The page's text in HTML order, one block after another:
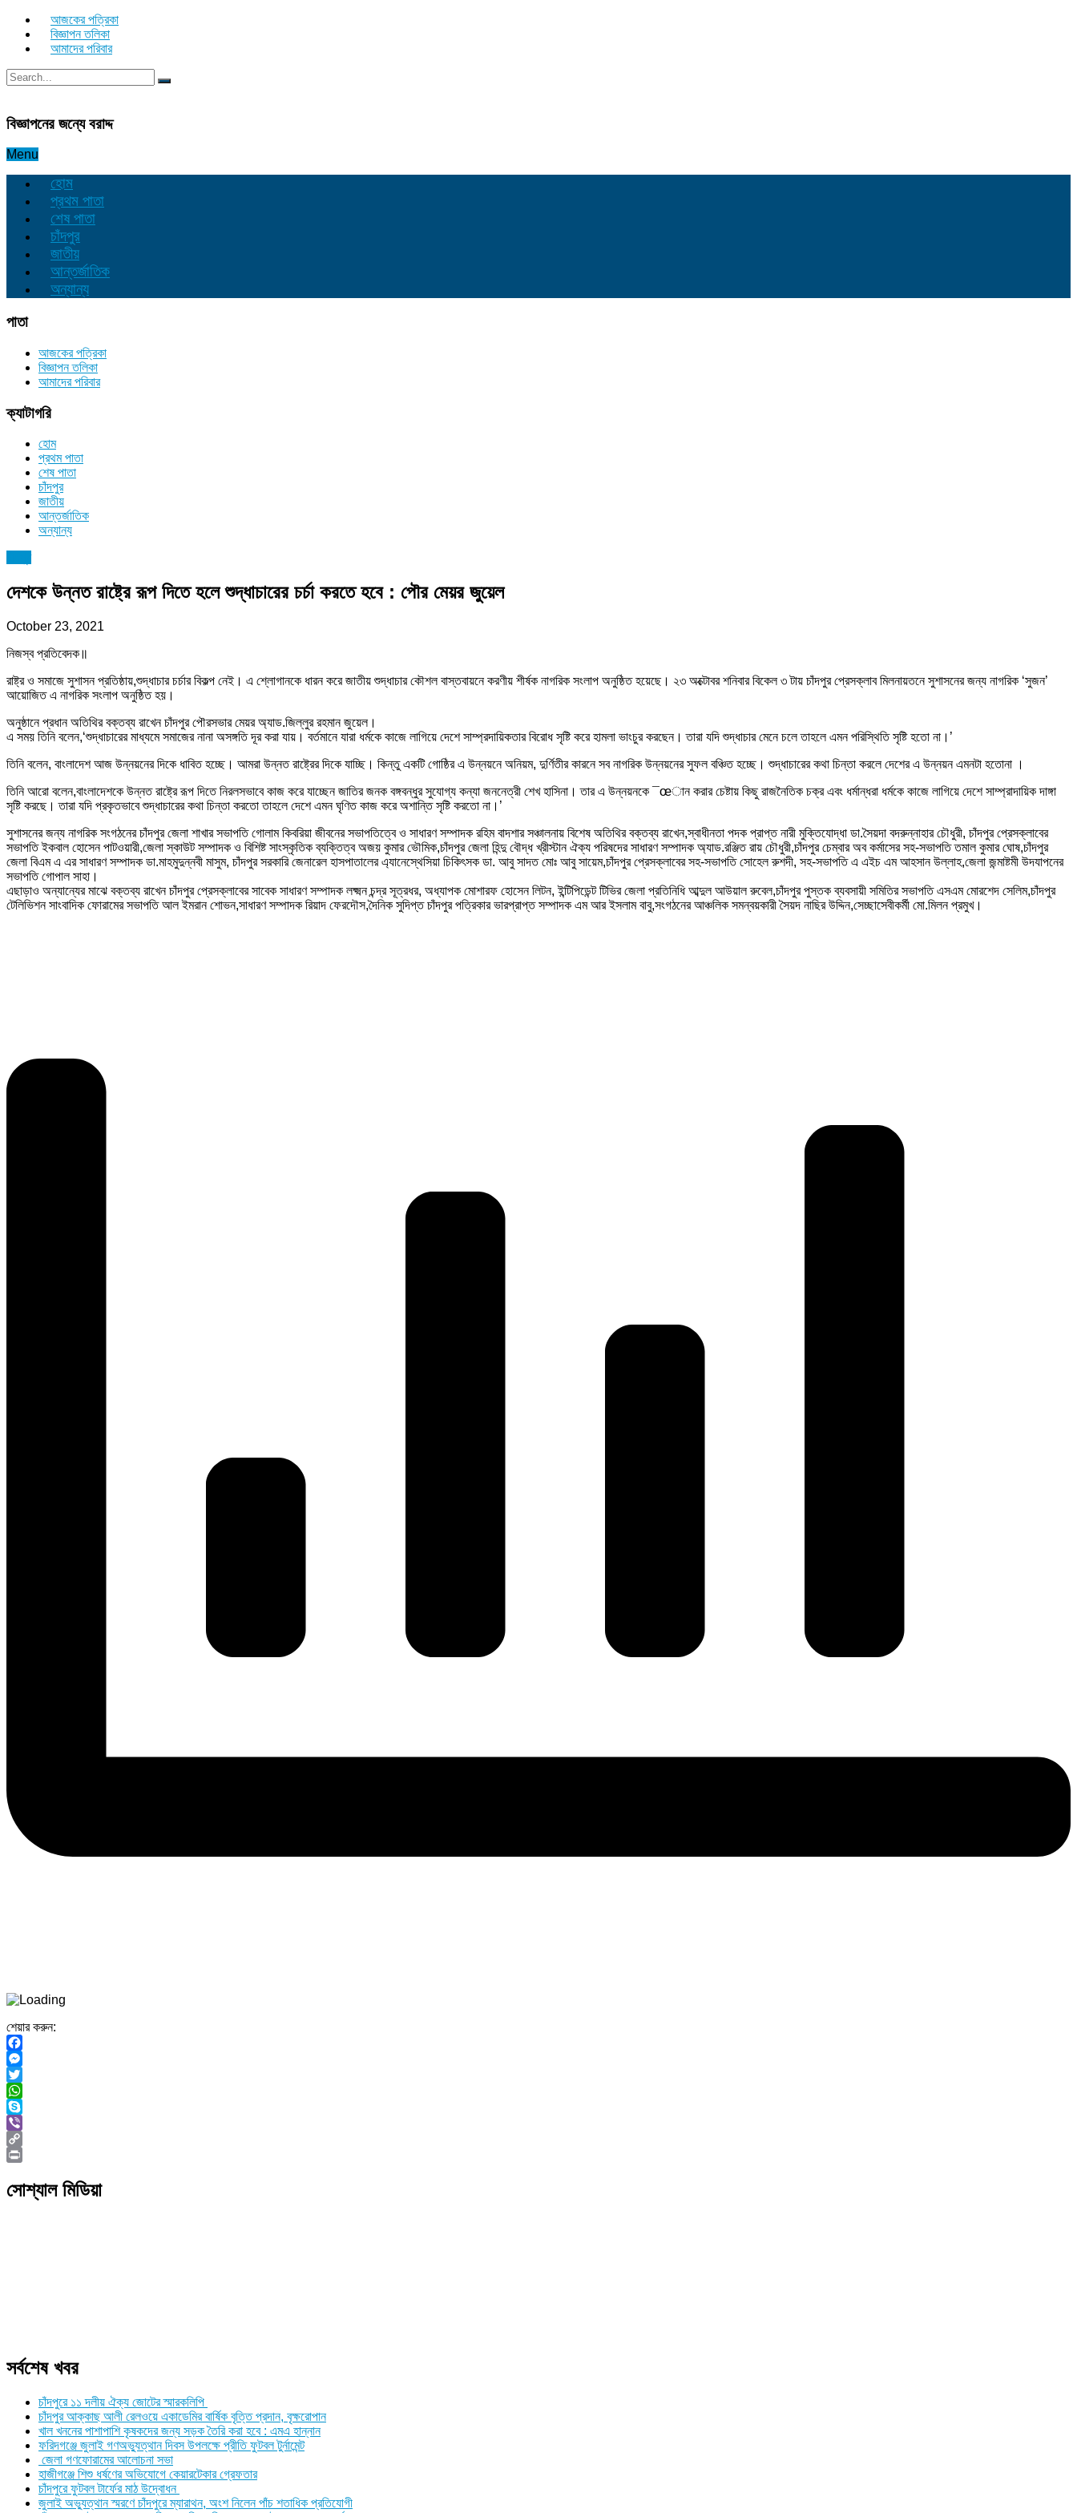
আজকের পত্রিকা
বিজ্ঞাপন তলিকা
আমাদের পরিবার
বিজ্ঞাপনের জন্যে বরাদ্দ
Menu
হোম
প্রথম পাতা
শেষ পাতা
চাঁদপুর
জাতীয়
আন্তর্জাতিক
অন্যান্য
পাতা
আজকের পত্রিকা
বিজ্ঞাপন তলিকা
আমাদের পরিবার
ক্যাটাগরি
হোম
প্রথম পাতা
শেষ পাতা
চাঁদপুর
জাতীয়
আন্তর্জাতিক
অন্যান্য
দেশকে উন্নত রাষ্ট্রে রূপ দিতে হলে শুদ্ধাচারের চর্চা করতে হবে : পৌর মেয়র জুয়েল
October 23, 2021
নিজস্ব প্রতিবেদক॥
রাষ্ট্র ও সমাজে সুশাসন প্রতিষ্ঠায়,শুদ্ধাচার চর্চার বিকল্প নেই। এ শ্লোগানকে ধারন করে জাতীয় শুদ্ধাচার কৌশল বাস্তবায়নে করণীয় শীর্ষক নাগরিক সংলাপ অনুষ্ঠিত হয়েছে। ২৩ অক্টোবর শনিবার বিকেল ৩ টায় চাঁদপুর প্রেসক্লাব মিলনায়তনে সুশাসনের জন্য নাগরিক ‘সুজন’
আয়োজিত এ নাগরিক সংলাপ অনুষ্ঠিত হয়।
অনুষ্ঠানে প্রধান অতিথির বক্তব্য রাখেন চাঁদপুর পৌরসভার মেয়র অ্যাড.জিল্লুর রহমান জুয়েল।
এ সময় তিনি বলেন,‘শুদ্ধাচারের মাধ্যমে সমাজের নানা অসঙ্গতি দূর করা যায়। বর্তমানে যারা ধর্মকে কাজে লাগিয়ে দেশে সাম্প্রদায়িকতার বিরোধ সৃষ্টি করে হামলা ভাংচুর করছেন। তারা যদি শুদ্ধাচার মেনে চলে তাহলে এমন পরিস্থিতি সৃষ্টি হতো না।’
তিনি বলেন, বাংলাদেশ আজ উন্নয়নের দিকে ধাবিত হচ্ছে। আমরা উন্নত রাষ্ট্রের দিকে যাচ্ছি। কিন্তু একটি গোষ্ঠির এ উন্নয়নে অনিয়ম, দুর্ণিতীর কারনে সব নাগরিক উন্নয়নের সুফল বঞ্চিত হচ্ছে। শুদ্ধাচারের কথা চিন্তা করলে দেশের এ উন্নয়ন এমনটা হতোনা ।
তিনি আরো বলেন,বাংলাদেশকে উন্নত রাষ্ট্রে রূপ দিতে নিরলসভাবে কাজ করে যাচ্ছেন জাতির জনক বঙ্গবন্ধুর সুযোগ্য কন্যা জননেত্রী শেখ হাসিনা। তার এ উন্নয়নকে ¯œান করার চেষ্টায় কিছু রাজনৈতিক চক্র এবং ধর্মান্ধরা ধর্মকে কাজে লাগিয়ে দেশে সাম্প্রাদায়িক দাঙ্গা
সৃষ্টি করছে। তারা যদি প্রকৃতভাবে শুদ্ধাচারের কথা চিন্তা করতো তাহলে দেশে এমন ঘৃণিত কাজ করে অশান্তি সৃষ্টি করতো না।’
সুশাসনের জন্য নাগরিক সংগঠনের চাঁদপুর জেলা শাখার সভাপতি গোলাম কিবরিয়া জীবনের সভাপতিত্বে ও সাধারণ সম্পাদক রহিম বাদশার সঞ্চালনায় বিশেষ অতিথির বক্তব্য রাখেন,স্বাধীনতা পদক প্রাপ্ত নারী মুক্তিযোদ্ধা ডা.সৈয়দা বদরুন্নাহার চৌধুরী, চাঁদপুর প্রেসক্লাবের
সভাপতি ইকবাল হোসেন পাটওয়ারী,জেলা স্কাউট সম্পাদক ও বিশিষ্ট সাংস্কৃতিক ব্যক্তিত্ব অজয় কুমার ভৌমিক,চাঁদপুর জেলা হিন্দু বৌদ্ধ খ্রীস্টান ঐক্য পরিষদের সাধারণ সম্পাদক অ্যাড.রঞ্জিত রায় চৌধুরী,চাঁদপুর চেম্বার অব কর্মাসের সহ-সভাপতি তমাল কুমার ঘোষ,চাঁদপুর
জেলা বিএম এ এর সাধারণ সম্পাদক ডা.মাহমুদুন্নবী মাসুম, চাঁদপুর সরকারি জেনারেল হাসপাতালের এ্যানেস্থেসিয়া চিকিৎসক ডা. আবু সাদত মোঃ আবু সায়েম,চাঁদপুর প্রেসক্লাবের সহ-সভাপতি সোহেল রুশদী, সহ-সভাপতি এ এইচ এম আহসান উল্লাহ,জেলা জন্মাষ্টমী উদযাপনের
সভাপতি গোপাল সাহা।
এছাড়াও অন্যান্যের মাঝে বক্তব্য রাখেন চাঁদপুর প্রেসক্লাবের সাবেক সাধারণ সম্পাদক লক্ষ্মন চন্দ্র সূত্রধর, অধ্যাপক মোশারফ হোসেন লিটন, ইন্টিপিডেন্ট টিভির জেলা প্রতিনিধি আব্দুল আউয়াল রুবেল,চাঁদপুর পুস্তক ব্যবসায়ী সমিতির সভাপতি এসএম মোরশেদ সেলিম,চাঁদপুর
টেলিভিশন সাংবাদিক ফোরামের সভাপতি আল ইমরান শোভন,সাধারণ সম্পাদক রিয়াদ ফেরদৌস,দৈনিক সুদিপ্ত চাঁদপুর পত্রিকার ভারপ্রাপ্ত সম্পাদক এম আর ইসলাম বাবু,সংগঠনের আঞ্চলিক সমন্বয়কারী সৈয়দ নাছির উদ্দিন,সেচ্ছাসেবীকর্মী মো.মিলন প্রমুখ।
শেয়ার করুন:
Facebook
Messenger
Twitter
WhatsApp
Skype
Viber
Copy
সোশ্যাল মিডিয়া
সর্বশেষ খবর
চাঁদপুরে ১১ দলীয় ঐক্য জোটের স্মারকলিপি
চাঁদপুর আক্কাছ আলী রেলওয়ে একাডেমির বার্ষিক বৃত্তি প্রদান, বৃক্ষরোপান
খাল খননের পাশাপাশি কৃষকদের জন্য সড়ক তৈরি করা হবে : এমএ হান্নান
ফরিদগঞ্জে জুলাই গণঅভ্যুত্থান দিবস উপলক্ষে প্রীতি ফুটবল টুর্নামেন্ট
জেলা গণফোরামের আলোচনা সভা
হাজীগঞ্জে শিশু ধর্ষণের অভিযোগে কেয়ারটেকার গ্রেফতার
চাঁদপুরে ফুটবল টার্ফের মাঠ উদ্বোধন
জুলাই অভ্যুত্থান স্মরণে চাঁদপুরে ম্যারাথন, অংশ নিলেন পাঁচ শতাধিক প্রতিযোগী